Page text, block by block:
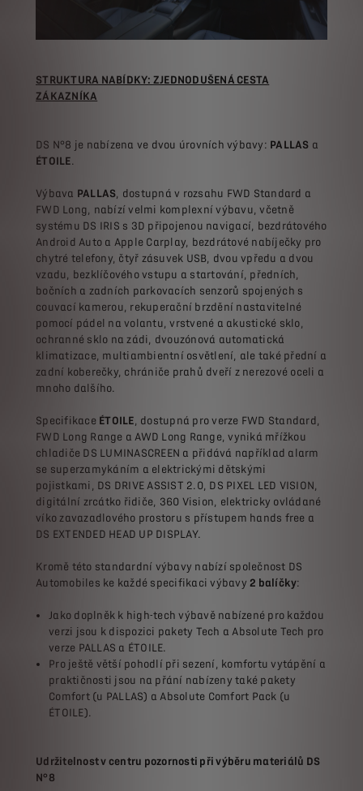
STRUKTURA NABÍDKY: ZJEDNODUŠENÁ CESTA
ZÁKAZNÍKA
DS N°8 je nabízena ve dvou úrovních výbavy: PALLAS a
ÉTOILE
Výbava PALLAS , dostupná v rozsahu FWD Standard a
FWD Long, nabízí velmi komplexní výbavu, včetně
systému DS IRIS s 3D připojenou navigací, bezdrátového
Android Auto a Apple Carplay, bezdrátové nabíječky pro
chytré telefony, čtyř zásuvek USB, dvou vpředu a dvou
vzadu, bezklíčového vstupu a startování, předních,
bočních a zadních parkovacích senzorů spojených s
couvací kamerou, rekuperační brzdění nastavitelné
pomocí pádel na volantu, vrstvené a akustické sklo,
ochranné sklo na zádi, dvouzónová automatická
klimatizace, multiambientní osvětlení, ale také přední a
zadní koberečky, chrániče prahů dveří z nerezové oceli a
mnoho dalšího.
Specifikace ÉTOILE , dostupná pro verze FWD Standard,
FWD Long Range a AWD Long Range, vyniká mřížkou
chladiče DS LUMINASCREEN a přidává například alarm
se superzamykáním a elektrickými dětskými
pojistkami, DS DRIVE ASSIST 2.0, DS PIXEL LED VISION,
digitální zrcátko řidiče, 360 Vision, elektricky ovládané
víko zavazadlového prostoru s přístupem hands free a
DS EXTENDED HEAD UP DISPLAY.
Kromě této standardní výbavy nabízí společnost DS
Automobiles ke každé specifikaci výbavy 2 balíčky:
Jako doplněk k high-tech výbavě nabízené pro každou
verzi jsou k dispozici pakety Tech a Absolute Tech pro
verze PALLAS a ÉTOILE.
Pro ještě větší pohodlí při sezení, komfortu vytápění a
praktičnosti jsou na přání nabízeny také pakety
Comfort (u PALLAS) a Absolute Comfort Pack (u
ÉTOILE).
Udržitelnost v centru pozornosti při výběru materiálů DS
N°8